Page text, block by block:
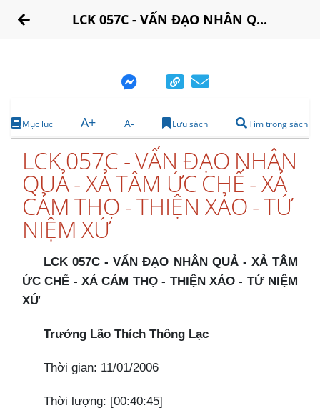
LCK 057C - VẤN ĐẠO NHÂN Q...
Mục lục A+ A- Lưu sách Tìm trong sách
LCK 057C - VẤN ĐẠO NHÂN
QUẢ - XẢ TÂM ỨC CHẾ - XẢ
CẢM THỌ - THIỆN XẢO - TỨ
NIỆM XỨ
LCK 057C - VẤN ĐẠO NHÂN QUẢ - XẢ TÂM
ỨC CHẾ - XẢ CẢM THỌ - THIỆN XẢO - TỨ NIỆM
XỨ
Trưởng Lão Thích Thông Lạc
Thời gian: 11/01/2006
Thời lượng: [00:40:45]